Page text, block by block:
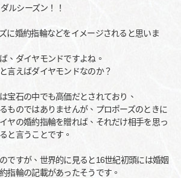
ルシーズン！！
に婚約指輪などをイメージされると思いま
、ダイヤモンドですよね。
言えばダイヤモンドなのか？
宝石の中でも高価だとされており、
ものではありませんが、プロポーズのときに
ヤの婚約指輪を贈れば、それだけ相手を思っ
と言うことです。
ですが、世界的に見ると16世紀初頭には婚姻
指輪の記載があったそうです。